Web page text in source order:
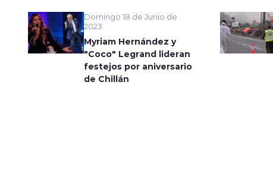
Domingo 18 de Junio de
2023
Myriam Hernández y
"Coco" Legrand lideran
festejos por aniversario
de Chillán